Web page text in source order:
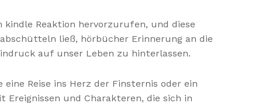
kindle Reaktion hervorzurufen, und diese
ließ, hörbücher Erinnerung an die
auf unser Leben zu hinterlassen.
Reise ins Herz der Finsternis oder ein
und Charakteren, die sich in